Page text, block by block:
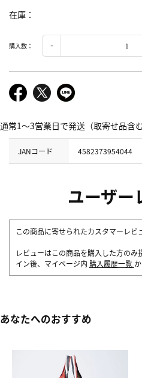
在庫
購入数：
通常1～3営業日で発送（取寄せ品含
JANコード 4582373954044
ユーザー
この商品に寄せられたカスタマーレビ
レビューはこの商品を購入した方の
イン後、マイページ内 購入履歴一覧
あなたへのおすすめ